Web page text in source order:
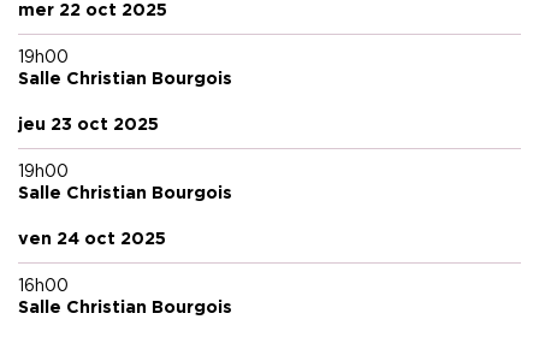
Création lumière Laurence Halloy
Regard extérieur Antoine Defoort
Regard écriture Nina Vanspranghe
Régie générale Gleb Panteleeff
Coproduction MC93 - Maison de la Culture de Seine-Saint-
Europe Créative financé par l'Union Européenne, Atelier 210
(BE)
Soutiens et résidences Fédération Wallonie-Bruxelles -
mer 22 oct 2025
19h00
Salle Christian Bourgois
jeu 23 oct 2025
19h00
Salle Christian Bourgois
ven 24 oct 2025
16h00
Salle Christian Bourgois